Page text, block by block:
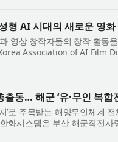
형 AI 시대의 새로운 영
영상 창작자들의 창작 활동
Association of AI Film
동… 해군 ‘유·무인 복합
’로 주목받는 해양무인체계
화시스템은 부산 해군작전사